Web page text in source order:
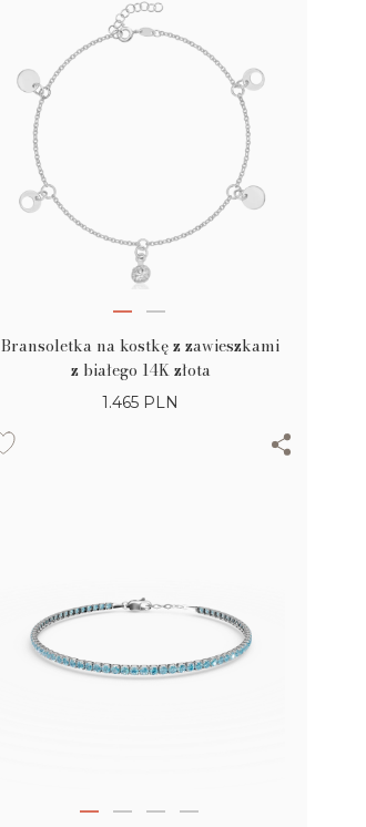
Bransoletka na kostkę z zawieszkami
z białego 14K złota
1.465 PLN